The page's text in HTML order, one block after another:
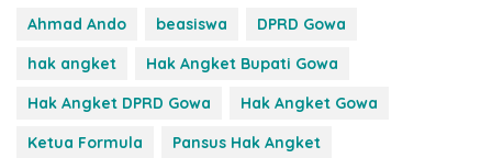
Ahmad Ando beasiswa
DPRD Gowa
hak angket
Hak Angket Bupati Gowa
Hak Angket DPRD Gowa
Hak Angket Gowa
Ketua Formula
Pansus Hak Angket